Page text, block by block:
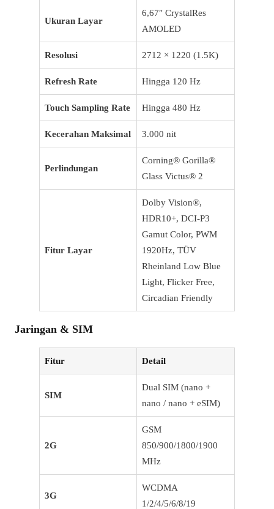
Ukuran Layar
6,67″ CrystalRes
AMOLED
Resolusi 2712 × 1220 (1.5K)
Refresh Rate Hingga 120 Hz
Touch Sampling Rate Hingga 480 Hz
Kecerahan Maksimal 3.000 nit
Perlindungan
Corning® Gorilla®
Glass Victus® 2
Fitur Layar
Dolby Vision®,
HDR10+, DCI-P3
Gamut Color, PWM
1920Hz, TÜV
Rheinland Low Blue
Light, Flicker Free,
Circadian Friendly
Jaringan & SIM
Fitur Detail
SIM
Dual SIM (nano +
nano / nano + eSIM)
2G
GSM
850/900/1800/1900
MHz
3G
WCDMA
1/2/4/5/6/8/19